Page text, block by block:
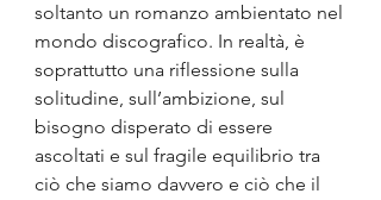
soltanto un romanzo ambientato nel
mondo discografico. In realtà, è
soprattutto una riflessione sulla
solitudine, sull’ambizione, sul
bisogno disperato di essere
ascoltati e sul fragile equilibrio tra
ciò che siamo davvero e ciò che il